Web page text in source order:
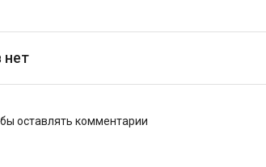
нет
оставлять комментарии